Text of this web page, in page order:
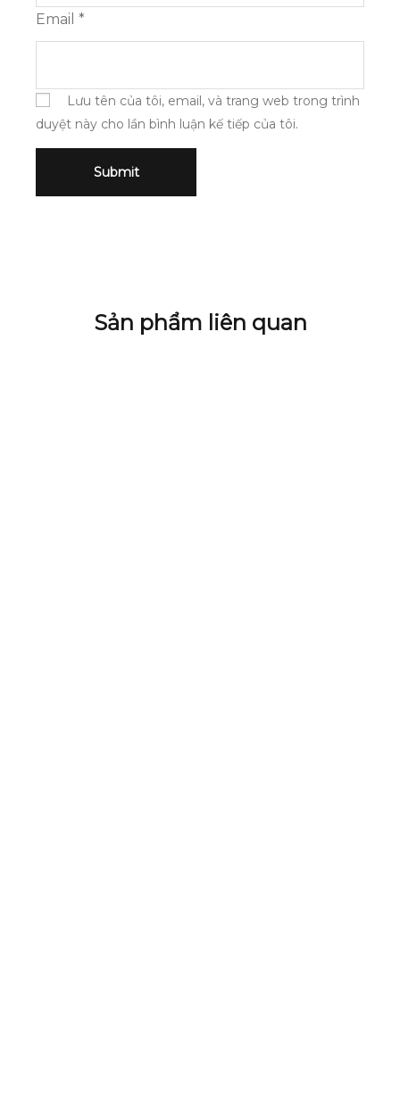
Email *
Lưu tên của tôi, email, và trang web trong trình
duyệt này cho lần bình luận kế tiếp của tôi.
Sản phẩm liên quan